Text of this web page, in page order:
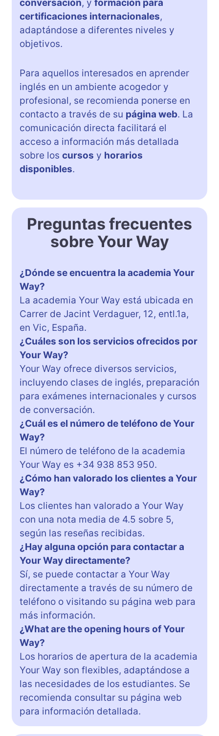
conversación, y formación para
certificaciones internacionales,
adaptándose a diferentes niveles y
objetivos.
Para aquellos interesados en aprender
inglés en un ambiente acogedor y
profesional, se recomienda ponerse en
contacto a través de su página web. La
comunicación directa facilitará el
acceso a información más detallada
sobre los cursos y horarios
disponibles.
Preguntas frecuentes
sobre Your Way
¿Dónde se encuentra la academia Your
Way?
La academia Your Way está ubicada en
Carrer de Jacint Verdaguer, 12, entl.1a,
en Vic, España.
¿Cuáles son los servicios ofrecidos por
Your Way?
Your Way ofrece diversos servicios,
incluyendo clases de inglés, preparación
para exámenes internacionales y cursos
de conversación.
¿Cuál es el número de teléfono de Your
Way?
El número de teléfono de la academia
Your Way es +34 938 853 950.
¿Cómo han valorado los clientes a Your
Way?
Los clientes han valorado a Your Way
con una nota media de 4.5 sobre 5,
según las reseñas recibidas.
¿Hay alguna opción para contactar a
Your Way directamente?
Sí, se puede contactar a Your Way
directamente a través de su número de
teléfono o visitando su página web para
más información.
¿What are the opening hours of Your
Way?
Los horarios de apertura de la academia
Your Way son flexibles, adaptándose a
las necesidades de los estudiantes. Se
recomienda consultar su página web
para información detallada.